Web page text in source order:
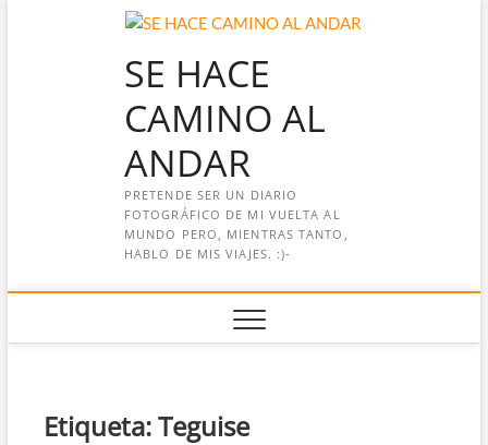
SE HACE
CAMINO AL
ANDAR
PRETENDE SER UN DIARIO
FOTOGRÁFICO DE MI VUELTA AL
MUNDO PERO, MIENTRAS TANTO,
HABLO DE MIS VIAJES. :)-
Etiqueta:Teguise